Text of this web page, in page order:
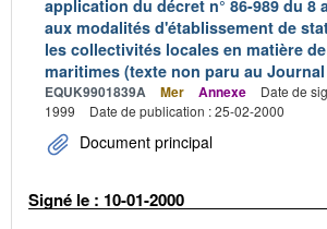
application du décret n° 86-989 du 8
aux modalités d'établissement de
les collectivités locales en matière
maritimes (texte non paru au
EQUK9901839A Mer Annexe
Date de
1999
Date de publication : 25-02-2000
Document principal
Signé le : 10-01-2000